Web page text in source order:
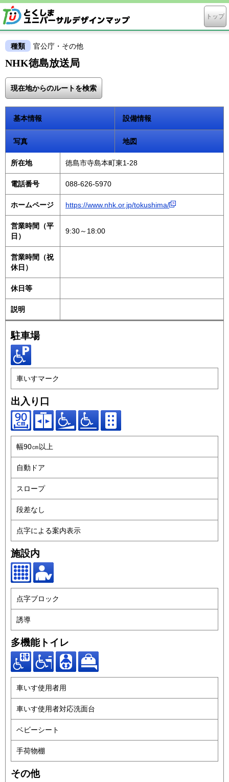
トップ
種類 官公庁・その他
NHK徳島放送局
現在地からのルートを検索
基本情報 設備情報
写真 地図
所在地 徳島市寺島本町東1-28
電話番号 088-626-5970
ホームページ https://www.nhk.or.jp/tokushima/
営業時間（平
日）
9:30～18:00
営業時間（祝
休日）
休日等
説明
駐車場
車いすマーク
出入り口
幅90㎝以上
自動ドア
スロープ
段差なし
点字による案内表示
施設内
点字ブロック
誘導
多機能トイレ
車いす使用者用
車いす使用者対応洗面台
ベビーシート
手荷物棚
その他